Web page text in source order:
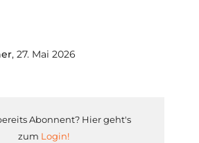
, 27. Mai 2026
Abonnent? Hier geht's
zum Login!